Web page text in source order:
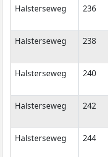
Halsterseweg 236
Halsterseweg
238
Halsterseweg
240
Halsterseweg
242
Halsterseweg
244